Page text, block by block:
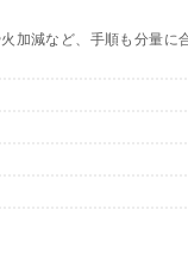
加減など、手順も分量に